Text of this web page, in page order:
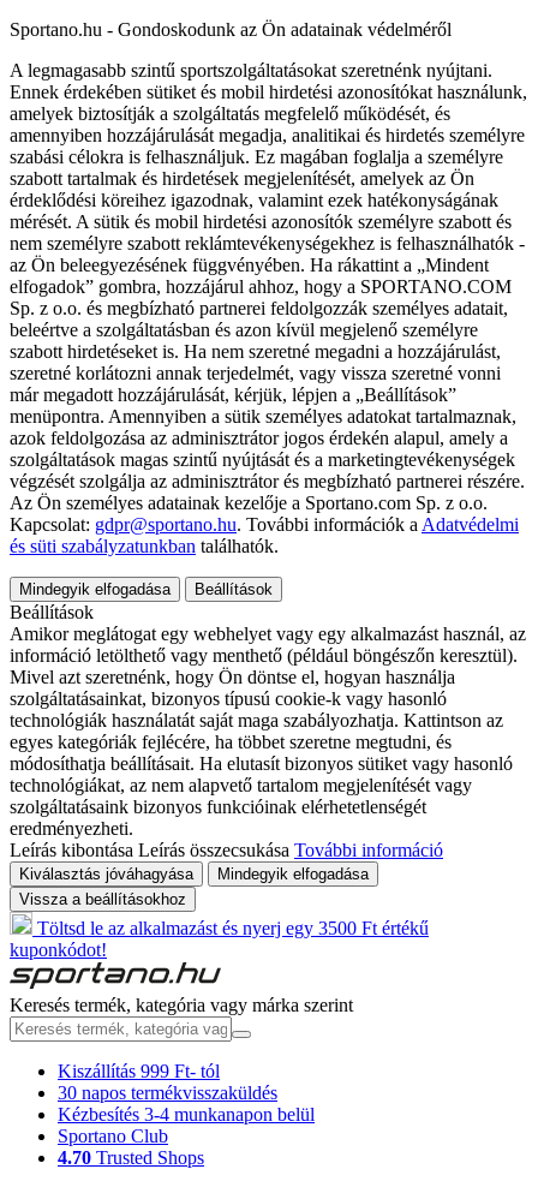
Sportano.hu - Gondoskodunk az Ön adatainak védelméről
A legmagasabb szintű sportszolgáltatásokat szeretnénk nyújtani.
Ennek érdekében sütiket és mobil hirdetési azonosítókat használunk,
amelyek biztosítják a szolgáltatás megfelelő működését, és
amennyiben hozzájárulását megadja, analitikai és hirdetés személyre
szabási célokra is felhasználjuk. Ez magában foglalja a személyre
szabott tartalmak és hirdetések megjelenítését, amelyek az Ön
érdeklődési köreihez igazodnak, valamint ezek hatékonyságának
mérését. A sütik és mobil hirdetési azonosítók személyre szabott és
nem személyre szabott reklámtevékenységekhez is felhasználhatók -
az Ön beleegyezésének függvényében. Ha rákattint a „Mindent
elfogadok” gombra, hozzájárul ahhoz, hogy a SPORTANO.COM
Sp. z o.o. és megbízható partnerei feldolgozzák személyes adatait,
beleértve a szolgáltatásban és azon kívül megjelenő személyre
szabott hirdetéseket is. Ha nem szeretné megadni a hozzájárulást,
szeretné korlátozni annak terjedelmét, vagy vissza szeretné vonni
már megadott hozzájárulását, kérjük, lépjen a „Beállítások”
menüpontra. Amennyiben a sütik személyes adatokat tartalmaznak,
azok feldolgozása az adminisztrátor jogos érdekén alapul, amely a
szolgáltatások magas szintű nyújtását és a marketingtevékenységek
végzését szolgálja az adminisztrátor és megbízható partnerei részére.
Az Ön személyes adatainak kezelője a Sportano.com Sp. z o.o.
Kapcsolat: gdpr@sportano.hu. További információk a Adatvédelmi
és süti szabályzatunkban találhatók.
Mindegyik elfogadása Beállítások
Beállítások
Amikor meglátogat egy webhelyet vagy egy alkalmazást használ, az
információ letölthető vagy menthető (például böngészőn keresztül).
Mivel azt szeretnénk, hogy Ön döntse el, hogyan használja
szolgáltatásainkat, bizonyos típusú cookie-k vagy hasonló
technológiák használatát saját maga szabályozhatja. Kattintson az
egyes kategóriák fejlécére, ha többet szeretne megtudni, és
módosíthatja beállításait. Ha elutasít bizonyos sütiket vagy hasonló
technológiákat, az nem alapvető tartalom megjelenítését vagy
szolgáltatásaink bizonyos funkcióinak elérhetetlenségét
eredményezheti.
Leírás kibontása Leírás összecsukása További információ
Kiválasztás jóváhagyása
Mindegyik elfogadása
Vissza a beállításokhoz
Töltsd le az alkalmazást és nyerj egy 3500 Ft értékű
kuponkódot!
Keresés termék, kategória vagy márka szerint
Kiszállítás 999 Ft- tól
30 napos termékvisszaküldés
Kézbesítés 3-4 munkanapon belül
Sportano Club
4.70 Trusted Shops